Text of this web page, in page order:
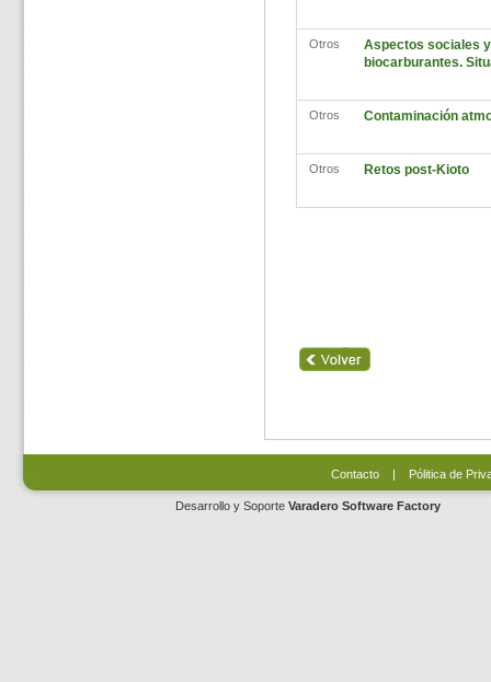
Otros
Aspectos sociales
biocarburantes.
Otros Contaminación
Otros Retos post-Kioto
Contacto| Pólitica de
Desarrollo y Soporte Varadero Software Factory